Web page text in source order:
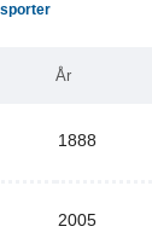
År
1888
2005